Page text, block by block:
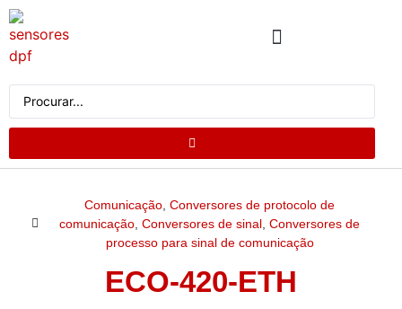
Comunicação Conversores de protocolo de
comunicação Conversores de sinal Conversores de
processo para sinal de comunicação
ECO-420-ETH